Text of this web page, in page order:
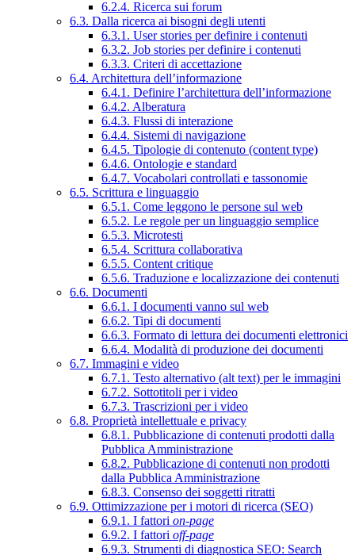
6.2.4. Ricerca sui forum
6.3. Dalla ricerca ai bisogni degli utenti
6.3.1. User stories per definire i contenuti
6.3.2. Job stories per definire i contenuti
6.3.3. Criteri di accettazione
6.4. Architettura dell’informazione
6.4.1. Definire l’architettura dell’informazione
6.4.2. Alberatura
6.4.3. Flussi di interazione
6.4.4. Sistemi di navigazione
6.4.5. Tipologie di contenuto (content type)
6.4.6. Ontologie e standard
6.4.7. Vocabolari controllati e tassonomie
6.5. Scrittura e linguaggio
6.5.1. Come leggono le persone sul web
6.5.2. Le regole per un linguaggio semplice
6.5.3. Microtesti
6.5.4. Scrittura collaborativa
6.5.5. Content critique
6.5.6. Traduzione e localizzazione dei contenuti
6.6. Documenti
6.6.1. I documenti vanno sul web
6.6.2. Tipi di documenti
6.6.3. Formato di lettura dei documenti elettronici
6.6.4. Modalità di produzione dei documenti
6.7. Immagini e video
6.7.1. Testo alternativo (alt text) per le immagini
6.7.2. Sottotitoli per i video
6.7.3. Trascrizioni per i video
6.8. Proprietà intellettuale e privacy
6.8.1. Pubblicazione di contenuti prodotti dalla
Pubblica Amministrazione
6.8.2. Pubblicazione di contenuti non prodotti
dalla Pubblica Amministrazione
6.8.3. Consenso dei soggetti ritratti
6.9. Ottimizzazione per i motori di ricerca (SEO)
6.9.1. I fattori on-page
6.9.2. I fattori off-page
6.9.3. Strumenti di diagnostica SEO: Search